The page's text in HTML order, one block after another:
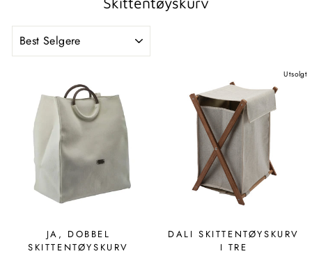
JA, DOBBEL
SKITTENTØYSKURV
Utsolgt
DALI SKITTENTØYSKURV
I TRE